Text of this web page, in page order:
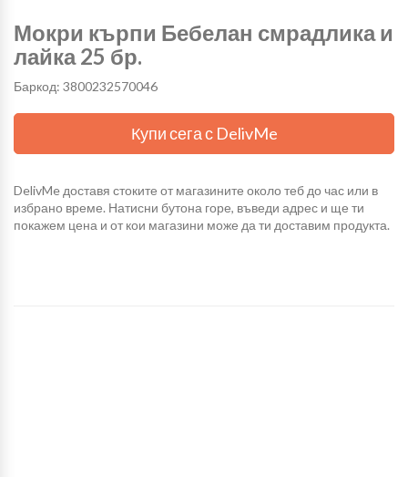
Мокри кърпи Бебелан смрадлика и
лайка 25 бр.
Баркод: 3800232570046
Купи сега с DelivMe
DelivMe доставя стоките от магазините около теб до час или в
избрано време. Натисни бутона горе, въведи адрес и ще ти
покажем цена и от кои магазини може да ти доставим продукта.